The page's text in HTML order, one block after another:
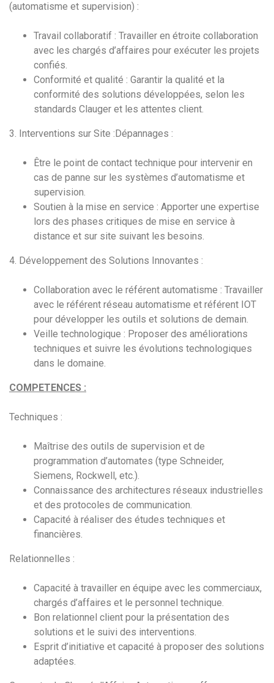
(automatisme et supervision) :
Travail collaboratif : Travailler en étroite collaboration
avec les chargés d’affaires pour exécuter les projets
confiés.
Conformité et qualité : Garantir la qualité et la
conformité des solutions développées, selon les
standards Clauger et les attentes client.
3. Interventions sur Site :Dépannages :
Être le point de contact technique pour intervenir en
cas de panne sur les systèmes d’automatisme et
supervision.
Soutien à la mise en service : Apporter une expertise
lors des phases critiques de mise en service à
distance et sur site suivant les besoins.
4. Développement des Solutions Innovantes :
Collaboration avec le référent automatisme : Travailler
avec le référent réseau automatisme et référent IOT
pour développer les outils et solutions de demain.
Veille technologique : Proposer des améliorations
techniques et suivre les évolutions technologiques
dans le domaine.
COMPETENCES :
Techniques :
Maîtrise des outils de supervision et de
programmation d’automates (type Schneider,
Siemens, Rockwell, etc.).
Connaissance des architectures réseaux industrielles
et des protocoles de communication.
Capacité à réaliser des études techniques et
financières.
Relationnelles :
Capacité à travailler en équipe avec les commerciaux,
chargés d’affaires et le personnel technique.
Bon relationnel client pour la présentation des
solutions et le suivi des interventions.
Esprit d’initiative et capacité à proposer des solutions
adaptées.